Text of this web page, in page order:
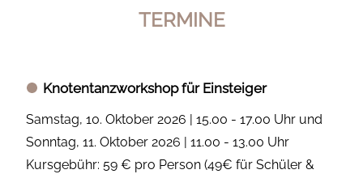
TERMINE
Knotentanzworkshop für Einsteiger
Samstag, 10. Oktober 2026 | 15.00 - 17.00 Uhr und
Sonntag, 11. Oktober 2026 | 11.00 - 13.00 Uhr
Kursgebühr: 59 € pro Person (49€ für Schüler &